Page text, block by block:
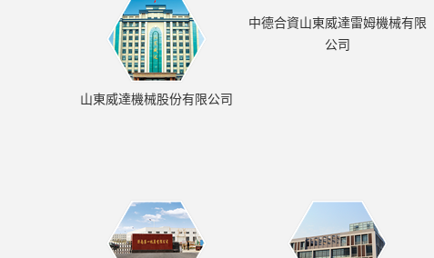
山東威達機械股份有限公司
中德合資山東威達雷姆機械有限
公司